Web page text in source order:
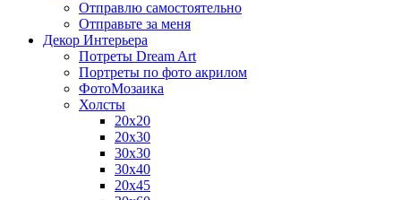
Отправлю самостоятельно
Отправьте за меня
Декор Интерьера
Потреты Dream Art
Портреты по фото акрилом
ФотоМозаика
Холсты
20х20
20х30
30х30
30х40
20х45